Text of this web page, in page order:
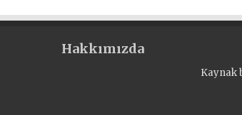
Hakkımızda
Kaynak